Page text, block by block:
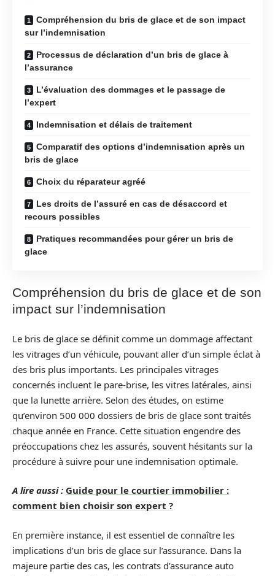
Compréhension du bris de glace et de son impact
sur l’indemnisation
Processus de déclaration d’un bris de glace à
l’assurance
L’évaluation des dommages et le passage de
l’expert
Indemnisation et délais de traitement
Comparatif des options d’indemnisation après un
bris de glace
Choix du réparateur agréé
Les droits de l’assuré en cas de désaccord et
recours possibles
Pratiques recommandées pour gérer un bris de
glace
Compréhension du bris de glace et de son
impact sur l’indemnisation
Le bris de glace se définit comme un dommage affectant
les vitrages d’un véhicule, pouvant aller d’un simple éclat à
des bris plus importants. Les principales vitrages
concernés incluent le pare-brise, les vitres latérales, ainsi
que la lunette arrière. Selon des études, on estime
qu’environ 500 000 dossiers de bris de glace sont traités
chaque année en France. Cette situation engendre des
préoccupations chez les assurés, souvent hésitants sur la
procédure à suivre pour une indemnisation optimale.
A lire aussi : Guide pour le courtier immobilier :
comment bien choisir son expert ?
En première instance, il est essentiel de connaître les
implications d’un bris de glace sur l’assurance. Dans la
majeure partie des cas, les contrats d’assurance auto